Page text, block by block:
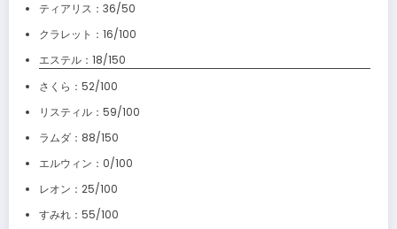
ティアリス：36/50
クラレット：16/100
エステル：18/150
さくら：52/100
リスティル：59/100
ラムダ：88/150
エルウィン：0/100
レオン：25/100
すみれ：55/100